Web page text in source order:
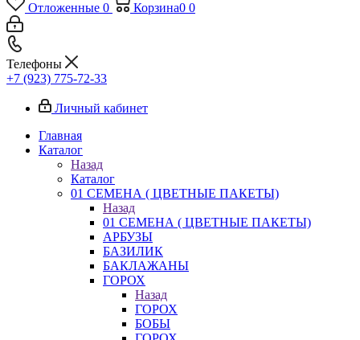
Отложенные 0 Корзина0 0
Телефоны
+7 (923) 775-72-33
Личный кабинет
Главная
Каталог
Назад
Каталог
01 СЕМЕНА ( ЦВЕТНЫЕ ПАКЕТЫ)
Назад
01 СЕМЕНА ( ЦВЕТНЫЕ ПАКЕТЫ)
АРБУЗЫ
БАЗИЛИК
БАКЛАЖАНЫ
ГОРОХ
Назад
ГОРОХ
БОБЫ